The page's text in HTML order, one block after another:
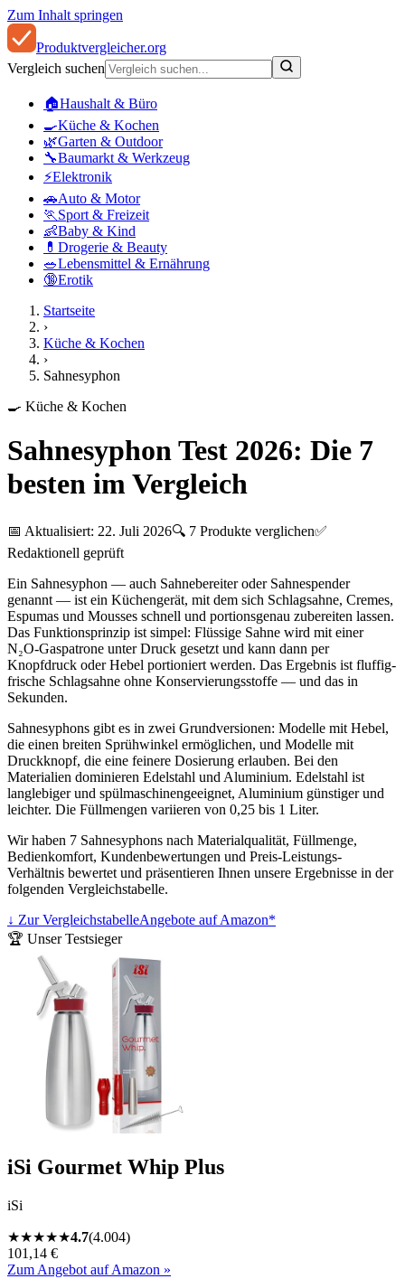
Zum Inhalt springen
Produktvergleicher.org
Vergleich suchen
🏠Haushalt & Büro
🍳Küche & Kochen
🌿Garten & Outdoor
🔧Baumarkt & Werkzeug
⚡Elektronik
🚗Auto & Motor
🏃 Sport & Freizeit
👶Baby & Kind
💊 Drogerie & Beauty
🥗Lebensmittel & Ernährung
🔞Erotik
Startseite
›
Küche & Kochen
›
Sahnesyphon
🍳 Küche & Kochen
Sahnesyphon Test 2026: Die 7
besten im Vergleich
📅 Aktualisiert: 22. Juli 2026🔍 7 Produkte verglichen✅
Redaktionell geprüft
Ein Sahnesyphon — auch Sahnebereiter oder Sahnespender
genannt — ist ein Küchengerät, mit dem sich Schlagsahne, Cremes,
Espumas und Mousses schnell und portionsgenau zubereiten lassen.
Das Funktionsprinzip ist simpel: Flüssige Sahne wird mit einer
N₂O-Gaspatrone unter Druck gesetzt und kann dann per
Knopfdruck oder Hebel portioniert werden. Das Ergebnis ist fluffig-
frische Schlagsahne ohne Konservierungsstoffe — und das in
Sekunden.
Sahnesyphons gibt es in zwei Grundversionen: Modelle mit Hebel,
die einen breiten Sprühwinkel ermöglichen, und Modelle mit
Druckknopf, die eine feinere Dosierung erlauben. Bei den
Materialien dominieren Edelstahl und Aluminium. Edelstahl ist
langlebiger und spülmaschinengeeignet, Aluminium günstiger und
leichter. Die Füllmengen variieren von 0,25 bis 1 Liter.
Wir haben 7 Sahnesyphons nach Materialqualität, Füllmenge,
Bedienkomfort, Kundenbewertungen und Preis-Leistungs-
Verhältnis bewertet und präsentieren Ihnen unsere Ergebnisse in der
folgenden Vergleichstabelle.
↓ Zur VergleichstabelleAngebote auf Amazon*
🏆 Unser Testsieger
iSi Gourmet Whip Plus
iSi
★★★★★4.7(4.004)
101,14 €
Zum Angebot auf Amazon »